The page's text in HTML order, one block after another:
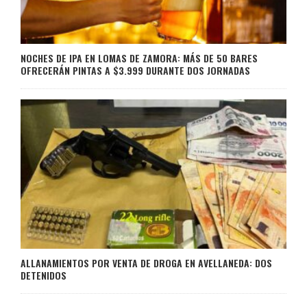
NOCHES DE IPA EN LOMAS DE ZAMORA: MÁS DE 50 BARES
OFRECERÁN PINTAS A $3.999 DURANTE DOS JORNADAS
ALLANAMIENTOS POR VENTA DE DROGA EN AVELLANEDA: DOS
DETENIDOS